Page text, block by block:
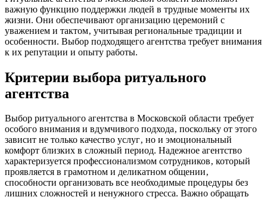
важную функцию поддержки людей в трудные моменты их
жизни. Они обеспечивают организацию церемоний с
уважением и тактом‚ учитывая региональные традиции и
особенности. Выбор подходящего агентства требует внимания
к их репутации и опыту работы.
Критерии выбора ритуального
агентства
Выбор ритуального агентства в Московской области требует
особого внимания и вдумчивого подхода‚ поскольку от этого
зависит не только качество услуг‚ но и эмоциональный
комфорт близких в сложный период. Надежное агентство
характеризуется профессионализмом сотрудников‚ который
проявляется в грамотном и деликатном общении‚
способности организовать все необходимые процедуры без
лишних сложностей и ненужного стресса. Важно обращать